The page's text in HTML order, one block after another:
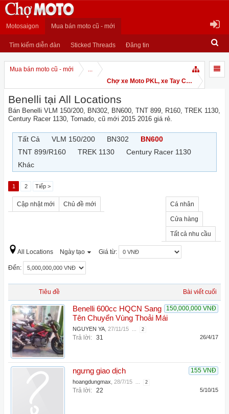
Motosaigon Mua bán moto cũ - mới
Tìm kiếm diễn đàn Sticked Threads Đăng tin
Mua bán moto cũ - mới
...
Chợ xe Moto PKL, xe Tay Côn
Benelli tại All Locations
Bán Benelli VLM 150/200, BN302, BN600, TNT 899, R160, TREK 1130,
Century Racer 1130, Tornado, cũ mới 2015 2016 giá rẻ.
Tất Cả VLM 150/200 BN302
BN600
TNT 899/R160
TREK 1130
Century Racer 1130
Khác
1 2 Tiếp >
Cập nhật mới Chủ đề mới Cá nhân
Cửa hàng
Tất cả nhu cầu
All Locations Ngày tạo Giá từ:
Đến:
Tiêu đề Bài viết cuối
150,000,000 VNĐ
Benelli 600cc HQCN Sang
Tên Chuyển Vùng Thoải Mái
NGUYEN YA 27/11/15 ... 2
Trả lời: 31 26/4/17
155 VNĐ
ngưng giao dịch
hoangdungmax 28/7/15 ... 2
Trả lời: 22 5/10/15